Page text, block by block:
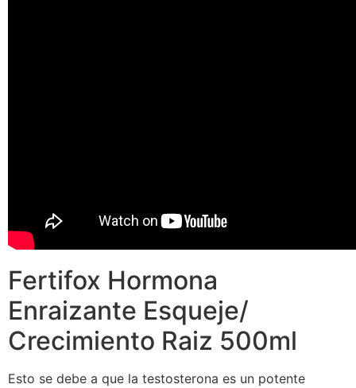
Fertifox Hormona
Enraizante Esqueje/
Crecimiento Raiz 500ml
Esto se debe a que la testosterona es un potente